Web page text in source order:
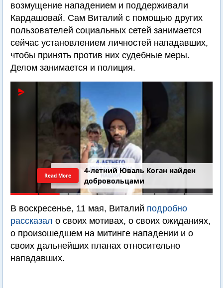
возмущение нападением и поддерживали
Кардашовай. Сам Виталий с помощью других
пользователей социальных сетей занимается
сейчас установлением личностей нападавших,
чтобы принять против них судебные меры.
Делом занимается и полиция.
4-летний Юваль Коган найден
добровольцами
Read More
В воскресенье, 11 мая, Виталий подробно
рассказал о своих мотивах, о своих ожиданиях,
о произошедшем на митинге нападении и о
своих дальнейших планах относительно
нападавших.